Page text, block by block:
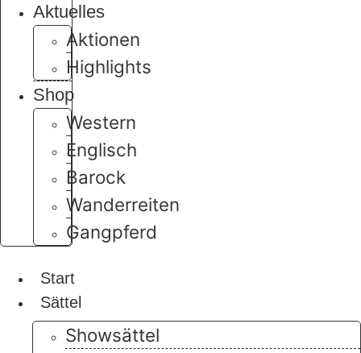
Aktuelles
Aktionen
Highlights
Shop
Western
Englisch
Barock
Wanderreiten
Gangpferd
Start
Sättel
Showsättel